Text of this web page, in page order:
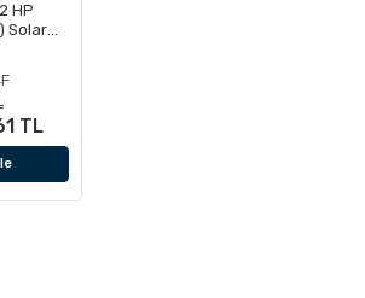
HP
Solar
TL